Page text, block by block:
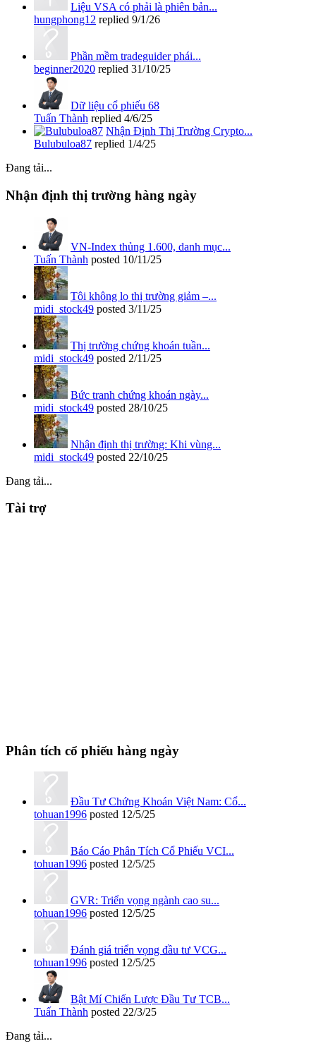
Liệu VSA có phải là phiên bản...
hungphong12 replied 9/1/26
Phần mềm tradeguider phái...
beginner2020 replied 31/10/25
Dữ liệu cổ phiếu 68
Tuấn Thành replied 4/6/25
Nhận Định Thị Trường Crypto...
Bulubuloa87 replied 1/4/25
Đang tải...
Nhận định thị trường hàng ngày
VN-Index thủng 1.600, danh mục...
Tuấn Thành posted 10/11/25
Tôi không lo thị trường giảm –...
midi_stock49 posted 3/11/25
Thị trường chứng khoán tuần...
midi_stock49 posted 2/11/25
Bức tranh chứng khoán ngày...
midi_stock49 posted 28/10/25
Nhận định thị trường: Khi vùng...
midi_stock49 posted 22/10/25
Đang tải...
Tài trợ
Phân tích cổ phiếu hàng ngày
Đầu Tư Chứng Khoán Việt Nam: Cổ...
tohuan1996 posted 12/5/25
Báo Cáo Phân Tích Cổ Phiếu VCI...
tohuan1996 posted 12/5/25
GVR: Triển vọng ngành cao su...
tohuan1996 posted 12/5/25
Đánh giá triển vọng đầu tư VCG...
tohuan1996 posted 12/5/25
Bật Mí Chiến Lược Đầu Tư TCB...
Tuấn Thành posted 22/3/25
Đang tải...